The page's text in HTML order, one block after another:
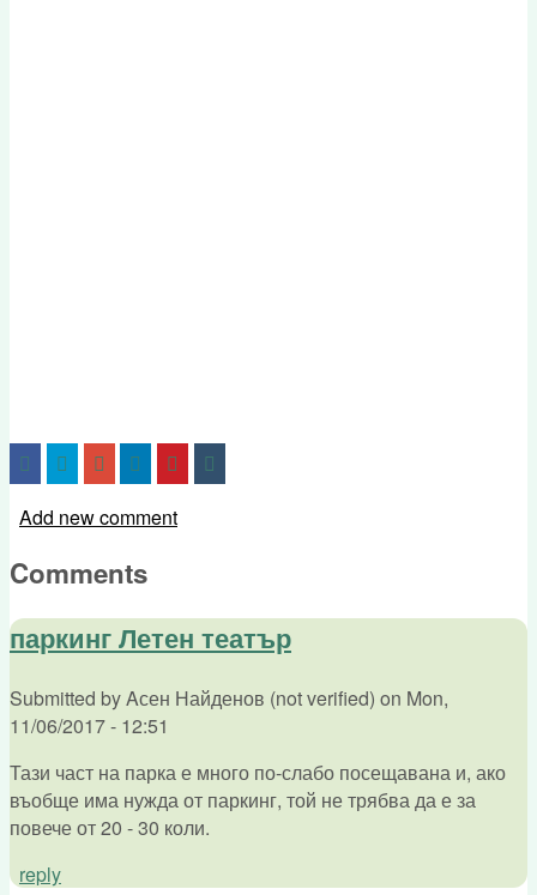
Add new comment
Comments
паркинг Летен театър
Submitted byAсен Найденов (not verified) on Mon,
11/06/2017 - 12:51
Тази част на парка е много по-слабо посещавана и, ако
въобще има нужда от паркинг, той не трябва да е за
повече от 20 - 30 коли.
reply